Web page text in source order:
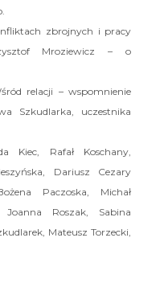
zbrojnych i pracy
Mroziewicz – o
relacji – wspomnienie
Szkudlarka, uczestnika
Kiec, Rafał Koschany,
Dariusz Cezary
Paczoska, Michał
Joanna Roszak, Sabina
Mateusz Torzecki,